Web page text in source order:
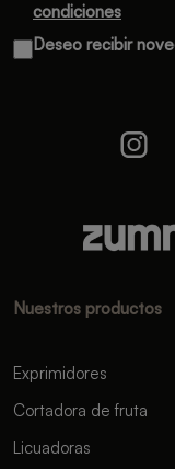
Nuestros productos
Exprimidores
Cortadora de fruta
Licuadoras
condiciones
Deseo recibir